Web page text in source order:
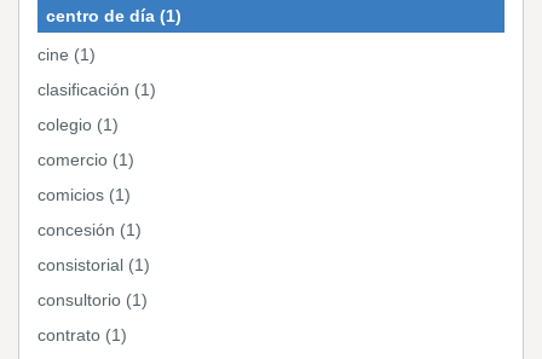
centro de día (1)
cine (1)
clasificación (1)
colegio (1)
comercio (1)
comicios (1)
concesión (1)
consistorial (1)
consultorio (1)
contrato (1)